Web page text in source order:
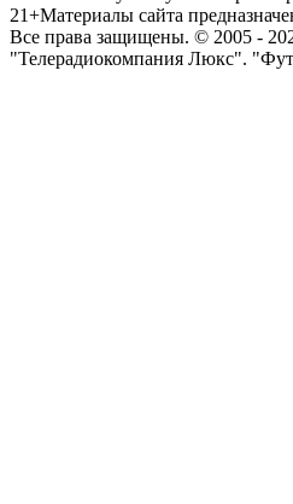
21+Материалы сайта
Все права защищены. © 2005 -
"Телерадиокомпания Люкс".